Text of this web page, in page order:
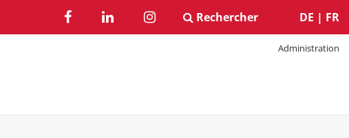
Administration
DE | FR
Rechercher